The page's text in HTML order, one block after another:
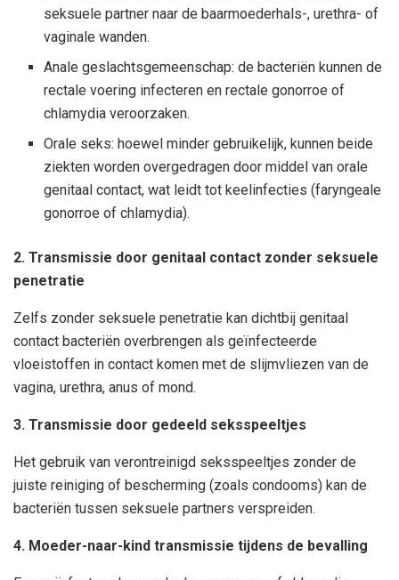
seksuele partner naar de baarmoederhals-, urethra- of
vaginale wanden.
Anale geslachtsgemeenschap: de bacteriën kunnen de
rectale voering infecteren en rectale gonorroe of
chlamydia veroorzaken.
Orale seks: hoewel minder gebruikelijk, kunnen beide
ziekten worden overgedragen door middel van orale
genitaal contact, wat leidt tot keelinfecties (faryngeale
gonorroe of chlamydia).
2. Transmissie door genitaal contact zonder seksuele
penetratie
Zelfs zonder seksuele penetratie kan dichtbij genitaal
contact bacteriën overbrengen als geïnfecteerde
vloeistoffen in contact komen met de slijmvliezen van de
vagina, urethra, anus of mond.
3. Transmissie door gedeeld seksspeeltjes
Het gebruik van verontreinigd seksspeeltjes zonder de
juiste reiniging of bescherming (zoals condooms) kan de
bacteriën tussen seksuele partners verspreiden.
4. Moeder-naar-kind transmissie tijdens de bevalling